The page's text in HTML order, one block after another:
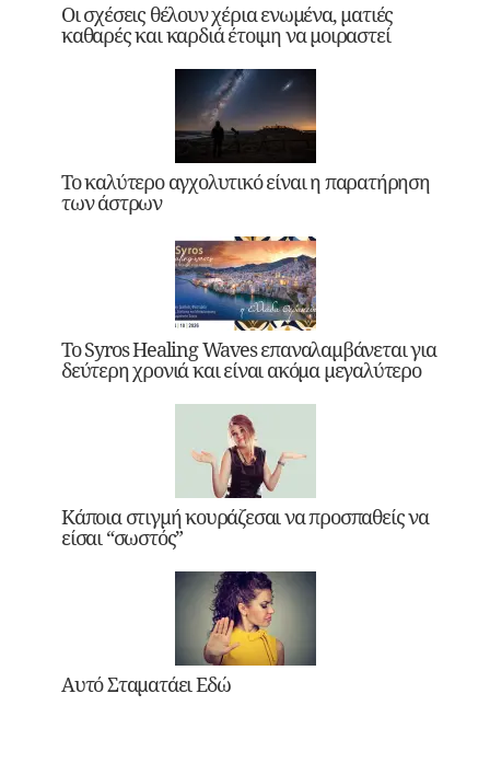
Οι σχέσεις θέλουν χέρια ενωμένα, ματιές
καθαρές και καρδιά έτοιμη να μοιραστεί
Το καλύτερο αγχολυτικό είναι η παρατήρηση
των άστρων
Το Syros Healing Waves επαναλαμβάνεται για
δεύτερη χρονιά και είναι ακόμα μεγαλύτερο
Κάποια στιγμή κουράζεσαι να προσπαθείς να
είσαι “σωστός”
Αυτό Σταματάει Εδώ